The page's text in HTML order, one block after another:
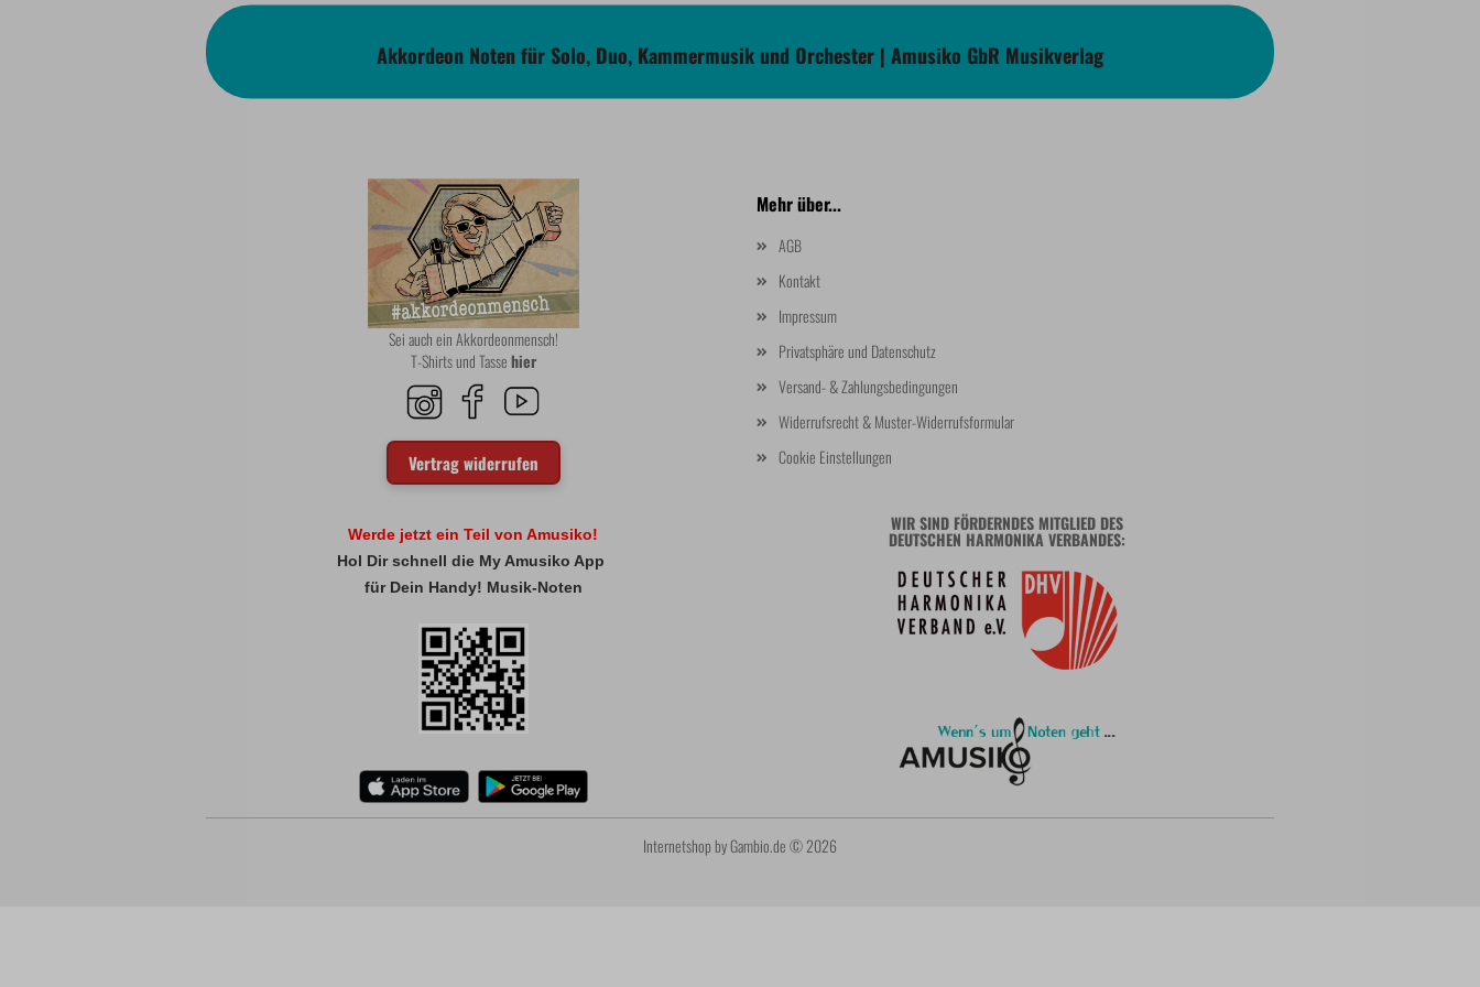
Akkordeon Noten für Solo, Duo, Kammermusik und Orchester | Amusiko GbR Musikverlag
Sei auch ein Akkordeonmensch!
T-Shirts und Tassehier
Vertrag widerrufen
Mehr über...
AGB
Kontakt
Impressum
Privatsphäre und Datenschutz
Versand- & Zahlungsbedingungen
Widerrufsrecht & Muster-Widerrufsformular
Cookie Einstellungen
Werde jetzt ein Teil von Amusiko!
Hol Dir schnell die My Amusiko App
für Dein Handy! Musik-Noten
WIR SIND FÖRDERNDES MITGLIED DES
DEUTSCHEN HARMONIKA VERBANDES:
Internetshop by Gambio.de © 2026